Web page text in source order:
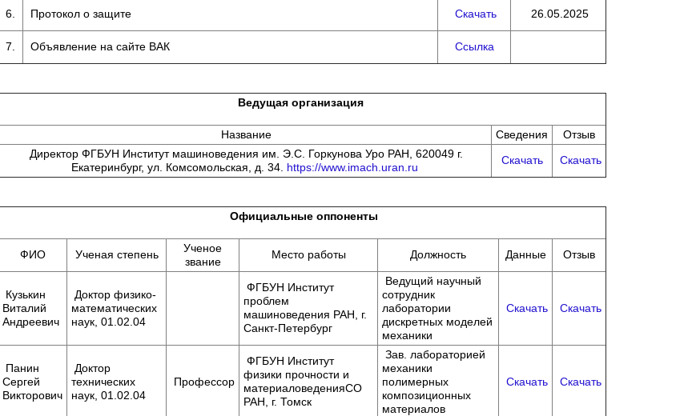
6. Протокол о защите Скачать 26.05.2025
7. Объявление на сайте ВАК Ссылка
Ведущая организация
Название Сведения
Отзыв
Директор ФГБУН Институт машиноведения им. Э.С. Горкунова Уро РАН, 620049 г.
Екатеринбург, ул. Комсомольская, д. 34. https://www.imach.uran.ru
Скачать Скачать
Официальные оппоненты
ФИО Ученая степень
Ученое
звание
Место работы Должность Данные Отзыв
Кузькин
Виталий
Андреевич
Доктор физико-
математических
наук, 01.02.04
ФГБУН Институт
проблем
машиноведения РАН, г.
Санкт-Петербург
Ведущий научный
сотрудник
лаборатории
дискретных моделей
механики
Скачать Скачать
Панин
Сергей
Викторович
Доктор
технических
наук, 01.02.04
Профессор
ФГБУН Институт
физики прочности и
материаловеденияСО
РАН, г. Томск
Зав. лабораторией
механики
полимерных
композиционных
материалов
Скачать Скачать